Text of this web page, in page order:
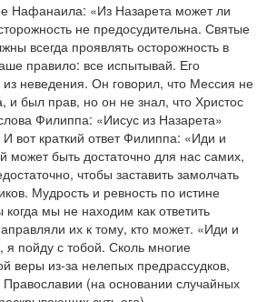
Нафанаила: «Из Назарета может ли
не предосудительна. Святые
всегда проявлять осторожность в
правило: все испытывай. Его
неведения. Он говорил, что Мессия не
и был прав, но он не знал, что Христос
Филиппа: «Иисус из Назарета»
вот краткий ответ Филиппа: «Иди и
может быть достаточно для нас самих,
чтобы заставить замолчать
Мудрость и ревность по истине
мы не находим как ответить
их к тому, кто может. «Иди и
пойду с тобой. Сколь многие
веры из-за нелепых предрассудков,
(на основании случайных